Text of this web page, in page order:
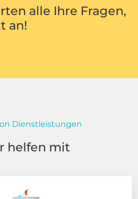
alle Ihre Fragen,
an!
Dienstleistungen
helfen mit